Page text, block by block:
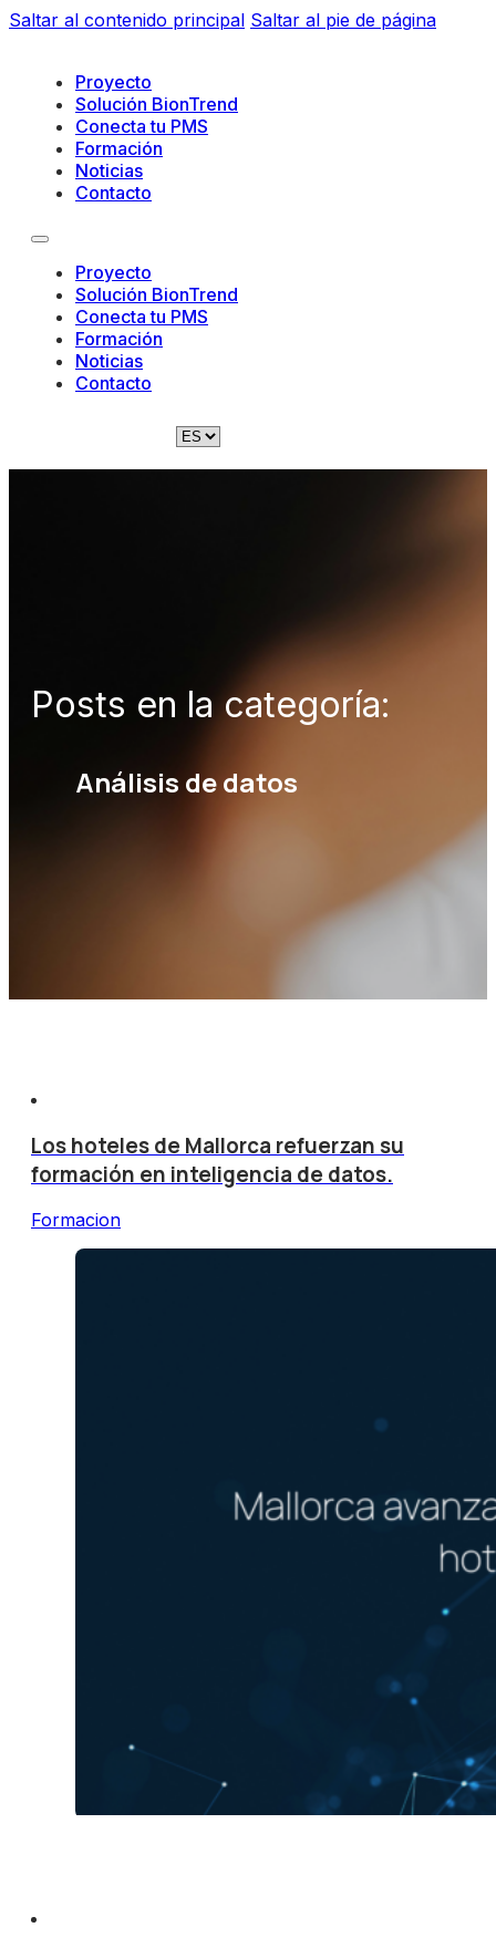
Saltar al contenido principal Saltar al pie de página
Proyecto
Solución BionTrend
Conecta tu PMS
Formación
Noticias
Contacto
Proyecto
Solución BionTrend
Conecta tu PMS
Formación
Noticias
Contacto
Posts en la categoría:
Análisis de datos
Los hoteles de Mallorca refuerzan su
formación en inteligencia de datos.
Formacion